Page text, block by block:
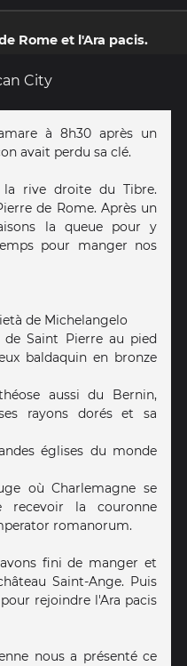
Rome et l'Ara pacis.
City
à 8h30 après un
avait perdu sa clé.
rive droite du Tibre.
de Rome. Après un
la queue pour y
pour manger nos
de Michelangelo
Saint Pierre au pied
baldaquin en bronze
aussi du Bernin,
rayons dorés et sa
églises du monde
où Charlemagne se
recevoir la couronne
romanorum.
fini de manger et
Saint-Ange. Puis
rejoindre l'Ara pacis
nous a présenté ce